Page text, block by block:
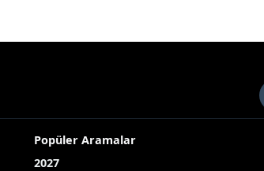
Popüler Aramalar
2027